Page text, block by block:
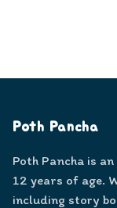
Poth Pancha
Poth Pancha is
12 years of age.
including story